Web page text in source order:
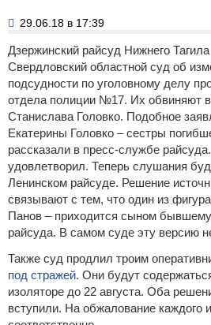
29.06.18 в 17:39
Дзержинский райсуд Нижнего
Свердловский областной суд об
подсудности по уголовному делу
отдела полиции №17. Их обвиняют
Станислава Головко. Подобное
Екатерины Головко – сестры
рассказали в пресс-службе
удовлетворил. Теперь слушания
Ленинском райсуде. Решение
связывают с тем, что один из
Панов – приходится сыном
райсуда. В самом суде эту версию
Также суд продлил троим
под стражей. Они будут
изоляторе до 22 августа. Оба
вступили. На обжалование каждого